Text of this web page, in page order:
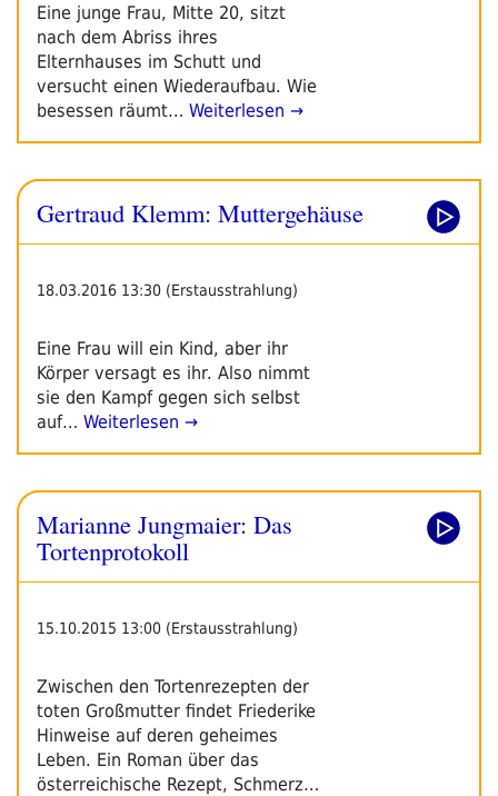
Eine junge Frau, Mitte 20, sitzt
nach dem Abriss ihres
Elternhauses im Schutt und
versucht einen Wiederaufbau. Wie
besessen räumt… Weiterlesen →
Gertraud Klemm: Muttergehäuse
18.03.2016 13:30 (Erstausstrahlung)
Eine Frau will ein Kind, aber ihr
Körper versagt es ihr. Also nimmt
sie den Kampf gegen sich selbst
auf… Weiterlesen →
Marianne Jungmaier: Das
Tortenprotokoll
15.10.2015 13:00 (Erstausstrahlung)
Zwischen den Tortenrezepten der
toten Großmutter findet Friederike
Hinweise auf deren geheimes
Leben. Ein Roman über das
österreichische Rezept, Schmerz…